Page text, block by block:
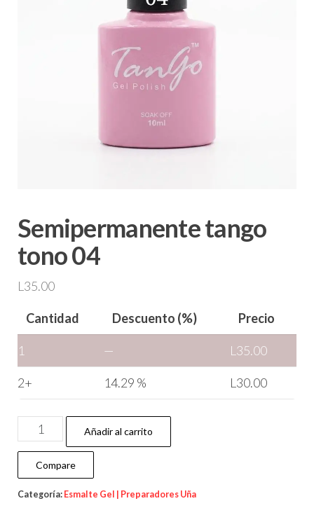
Semipermanente tango
tono 04
L 35.00
Cantidad Descuento (%) Precio
1 — L 35.00
2+ 14.29 % L 30.00
Añadir al carrito
Compare
Categoría: Esmalte Gel | Preparadores Uña